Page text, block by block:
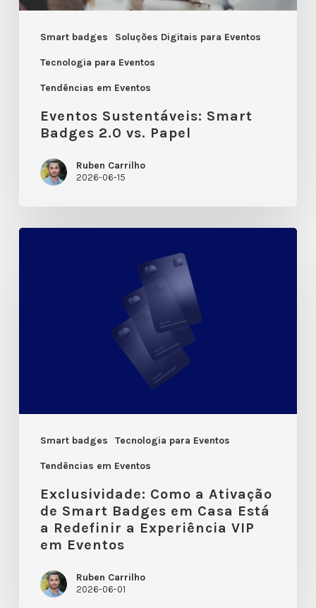
Smart badges Soluções Digitais para Eventos
Tecnologia para Eventos
Tendências em Eventos
Eventos Sustentáveis: Smart
Badges 2.0 vs. Papel
Ruben Carrilho
2026-06-15
Smart badges Tecnologia para Eventos
Tendências em Eventos
Casa
Está
Redefinir
Experiência
Eventos
Exclusividade: Como a Ativação
de Smart Badges em Casa Está
a Redefinir a Experiência VIP
em Eventos
Ruben Carrilho
2026-06-01